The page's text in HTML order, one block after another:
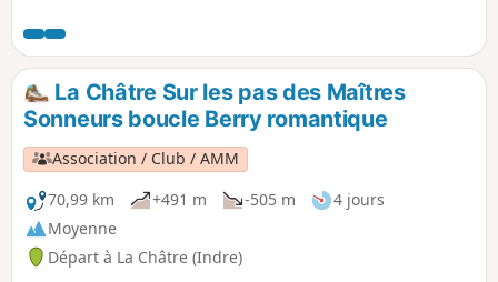
François le Champi et La petite Fadette. Les Maîtres
Sonneurs forment la trame principale du parcours.
La Châtre Sur les pas des Maîtres
Sonneurs boucle Berry romantique
Association / Club / AMM
70,99 km
+491 m -505 m
4 jours
Moyenne
Départ à La Châtre (Indre)